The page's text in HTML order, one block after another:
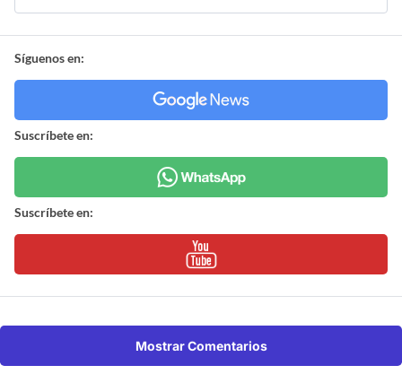
Síguenos en:
Suscríbete en:
Suscríbete en:
Mostrar Comentarios